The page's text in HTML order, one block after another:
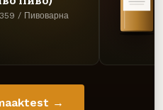
/ Пивоварна
→